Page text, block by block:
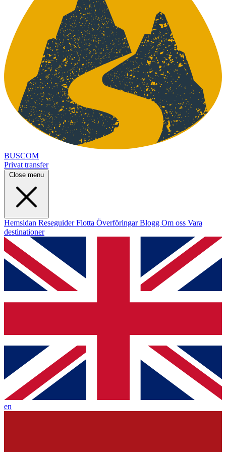
BUSCOM
Privat transfer
Close menu
Hemsidan ReseguiderFlotta ÖverföringarBlogg Om oss Vara
destinationer
en